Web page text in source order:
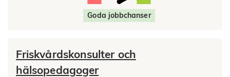
Goda jobbchanser
Friskvårdskonsulter och
hälsopedagoger